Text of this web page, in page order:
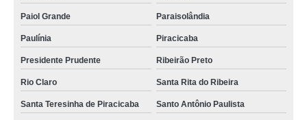
Paiol Grande Paraisolândia
Paulínia Piracicaba
Presidente Prudente Ribeirão Preto
Rio Claro Santa Rita do Ribeira
Santa Teresinha de Piracicaba Santo Antônio Paulista